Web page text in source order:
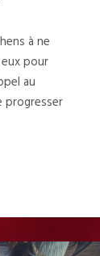
à ne
pour
au
progresser